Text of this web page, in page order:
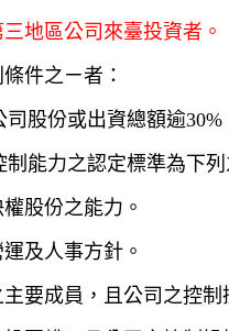
地區公司來臺投資者。
件之ㄧ者：
股份或出資總額逾30%
能力之認定標準為下列
股份之能力。
及人事方針。
要成員，且公司之控